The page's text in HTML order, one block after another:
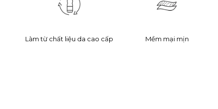
Mềm mại mịn
Làm từ chất liệu da cao cấp